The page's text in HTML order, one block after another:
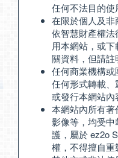
任何不法目的使
在限於個人及
依智慧財產權
用本網站，或
關資料，但請註
任何商業機構
任何形式轉載
或發行本網站內
本網站內所有著
影像等，均受
護，屬於 ez2o
權，不得擅自